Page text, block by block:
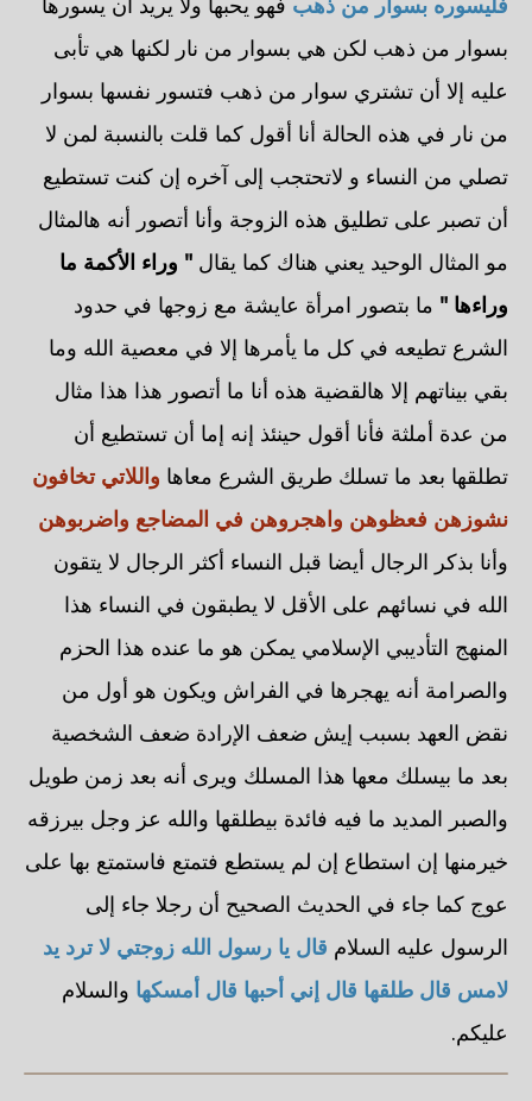
بسوار من ذهب لكن هي بسوار من نار لكنها هي تأبى
عليه إلا أن تشتري سوار من ذهب فتسور نفسها بسوار
من نار في هذه الحالة أنا أقول كما قلت بالنسبة لمن لا
تصلي من النساء و لاتحتجب إلى آخره إن كنت تستطيع
أن تصبر على تطليق هذه الزوجة وأنا أتصور أنه هالمثال
مو المثال الوحيد يعني هناك كما يقال " وراء الأكمة ما
وراءها " ما بتصور امرأة عايشة مع زوجها في حدود
الشرع تطيعه في كل ما يأمرها إلا في معصية الله وما
بقي بيناتهم إلا هالقضية هذه أنا ما أتصور هذا هذا مثال
من عدة أملثة فأنا أقول حينئذ إنه إما أن تستطيع أن
تطلقها بعد ما تسلك طريق الشرع معاها واللاتي تخافون
نشوزهن فعظوهن واهجروهن في المضاجع واضربوهن
وأنا بذكر الرجال أيضا قبل النساء أكثر الرجال لا يتقون
الله في نسائهم على الأقل لا يطبقون في النساء هذا
المنهج التأديبي الإسلامي يمكن هو ما عنده هذا الحزم
والصرامة أنه يهجرها في الفراش ويكون هو أول من
نقض العهد بسبب إيش ضعف الإرادة ضعف الشخصية
بعد ما بيسلك معها هذا المسلك ويرى أنه بعد زمن طويل
والصبر المديد ما فيه فائدة بيطلقها والله عز وجل بيرزقه
خيرمنها إن استطاع إن لم يستطع فتمتع فاستمتع بها على
عوج كما جاء في الحديث الصحيح أن رجلا جاء إلى
الرسول عليه السلام قال يا رسول الله زوجتي لا ترد يد
لامس قال طلقها قال إني أحبها قال أمسكها والسلام
عليكم.